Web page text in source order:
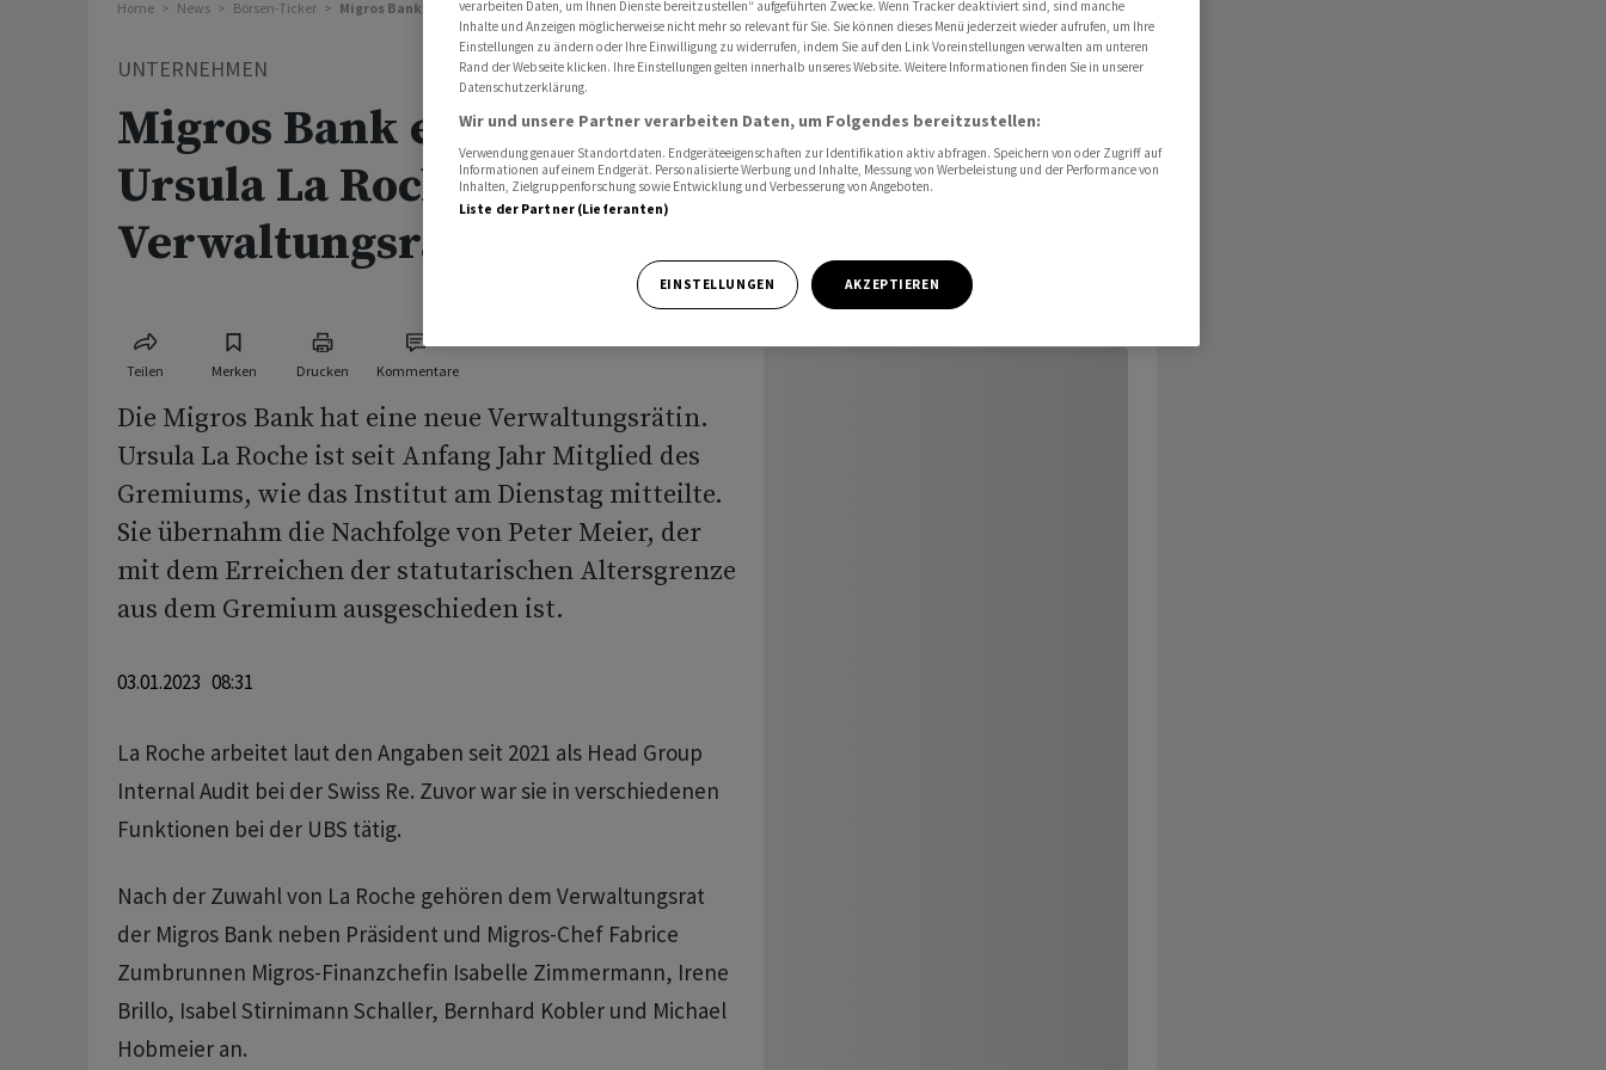
Home News Börsen-Ticker Migros Bank erhält mit Ursula La Roche neue Verwaltungsrätin
UNTERNEHMEN
Migros Bank erhält mit
Ursula La Roche neue
Verwaltungsrätin
Teilen Merken Drucken Kommentare
Die Migros Bank hat eine neue Verwaltungsrätin.
Ursula La Roche ist seit Anfang Jahr Mitglied des
Gremiums, wie das Institut am Dienstag mitteilte.
Sie übernahm die Nachfolge von Peter Meier, der
mit dem Erreichen der statutarischen Altersgrenze
aus dem Gremium ausgeschieden ist.
03.01.2023 08:31
La Roche arbeitet laut den Angaben seit 2021 als Head Group
Internal Audit bei der Swiss Re. Zuvor war sie in verschiedenen
Funktionen bei der UBS tätig.
Nach der Zuwahl von La Roche gehören dem Verwaltungsrat
der Migros Bank neben Präsident und Migros-Chef Fabrice
Zumbrunnen Migros-Finanzchefin Isabelle Zimmermann, Irene
Brillo, Isabel Stirnimann Schaller, Bernhard Kobler und Michael
Hobmeier an.
verarbeiten Daten, um Ihnen Dienste bereitzustellen“ aufgeführten Zwecke. Wenn Tracker deaktiviert sind, sind manche
Inhalte und Anzeigen möglicherweise nicht mehr so relevant für Sie. Sie können dieses Menü jederzeit wieder aufrufen, um Ihre
Einstellungen zu ändern oder Ihre Einwilligung zu widerrufen, indem Sie auf den Link Voreinstellungen verwalten am unteren
Rand der Webseite klicken. Ihre Einstellungen gelten innerhalb unseres Website. Weitere Informationen finden Sie in unserer
Datenschutzerklärung.
Wir und unsere Partner verarbeiten Daten, um Folgendes bereitzustellen:
Verwendung genauer Standortdaten. Endgeräteeigenschaften zur Identifikation aktiv abfragen. Speichern von oder Zugriff auf
Informationen auf einem Endgerät. Personalisierte Werbung und Inhalte, Messung von Werbeleistung und der Performance von
Inhalten, Zielgruppenforschung sowie Entwicklung und Verbesserung von Angeboten.
Liste der Partner (Lieferanten)
EINSTELLUNGEN AKZEPTIEREN